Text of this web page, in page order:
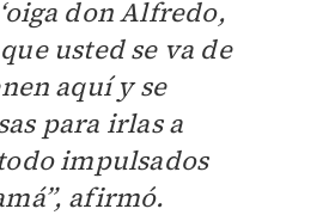
don Alfredo,
usted se va de
aquí y se
para irlas a
impulsados
afirmó.